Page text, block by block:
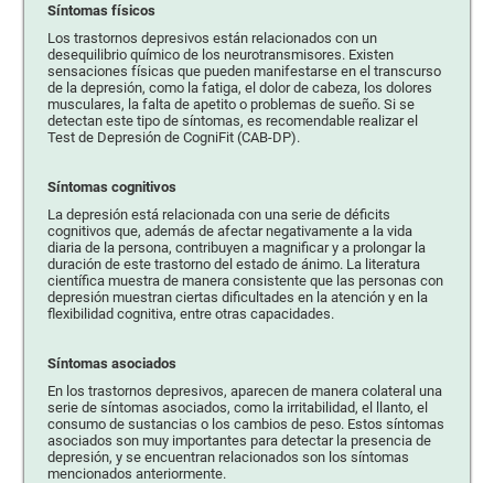
Síntomas físicos
Los trastornos depresivos están relacionados con un
desequilibrio químico de los neurotransmisores. Existen
sensaciones físicas que pueden manifestarse en el transcurso
de la depresión, como la fatiga, el dolor de cabeza, los dolores
musculares, la falta de apetito o problemas de sueño. Si se
detectan este tipo de síntomas, es recomendable realizar el
Test de Depresión de CogniFit (CAB-DP).
Síntomas cognitivos
La depresión está relacionada con una serie de déficits
cognitivos que, además de afectar negativamente a la vida
diaria de la persona, contribuyen a magnificar y a prolongar la
duración de este trastorno del estado de ánimo. La literatura
científica muestra de manera consistente que las personas con
depresión muestran ciertas dificultades en la atención y en la
flexibilidad cognitiva, entre otras capacidades.
Síntomas asociados
En los trastornos depresivos, aparecen de manera colateral una
serie de síntomas asociados, como la irritabilidad, el llanto, el
consumo de sustancias o los cambios de peso. Estos síntomas
asociados son muy importantes para detectar la presencia de
depresión, y se encuentran relacionados son los síntomas
mencionados anteriormente.